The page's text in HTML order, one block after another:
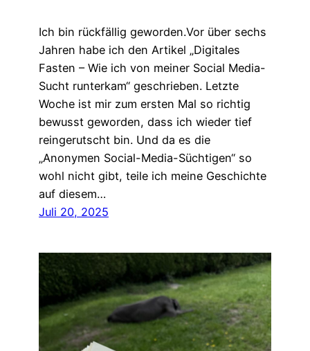
Ich bin rückfällig geworden.Vor über sechs
Jahren habe ich den Artikel „Digitales
Fasten – Wie ich von meiner Social Media-
Sucht runterkam“ geschrieben. Letzte
Woche ist mir zum ersten Mal so richtig
bewusst geworden, dass ich wieder tief
reingerutscht bin. Und da es die
„Anonymen Social-Media-Süchtigen“ so
wohl nicht gibt, teile ich meine Geschichte
auf diesem…
Juli 20, 2025